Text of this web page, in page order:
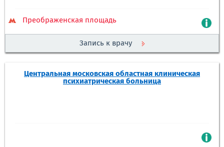
Преображенская площадь
Запись к врачу
Центральная московская областная клиническая
психиатрическая больница